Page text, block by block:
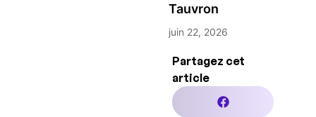
Tauvron
juin 22, 2026
Partagez cet
article